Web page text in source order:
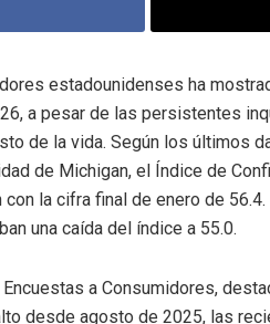
estadounidenses ha
a pesar de las persistentes
de la vida. Según los últimos
de Michigan, el Índice de
con la cifra final de enero de
una caída del índice a 55.0.
a Consumidores,
desde agosto de 2025, las